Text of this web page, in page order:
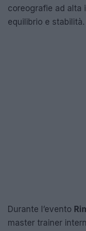
coreografie ad alta
equilibrio e stabilità.
Durante l’evento
master trainer